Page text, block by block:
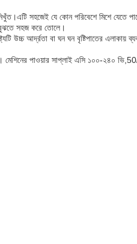
সহজেই যে কোন পরিবেশে মিশে
বুঝতে সহজ করে তোলে।
উচ্চ আর্দ্রতা বা ঘন ঘন বৃষ্টিপাতের
পাওয়ার সাপ্লাই এসি ১০০-২৪০